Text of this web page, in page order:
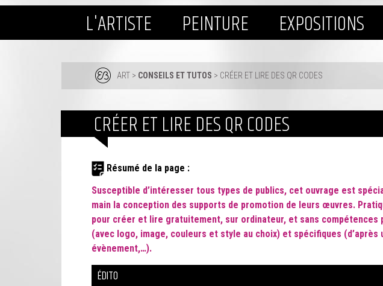
L'ARTISTE PEINTURE EXPOSITIONS
ART > CONSEILS ET TUTOS > CRÉER ET LIRE DES QR CODES
CRÉER ET LIRE DES QR CODES
Résumé de la page :
Susceptible d’intéresser tous types de publics, cet ouvrage est
main la conception des supports de promotion de leurs œuvres.
pour créer et lire gratuitement, sur ordinateur, et sans
(avec logo, image, couleurs et style au choix) et spécifiques
évènement,…).
ÉDITO